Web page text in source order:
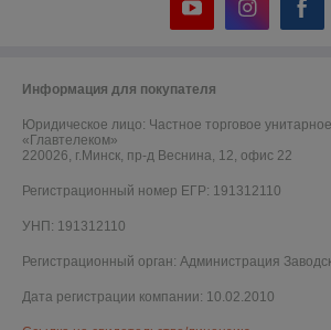
Информация для покупателя
Юридическое лицо: Частное торговое
«Главтелеком»
220026, г.Минск, пр-д Веснина, 12, офис 22
Регистрационный номер ЕГР: 191312110
УНП: 191312110
Регистрационный орган: Администрация
Дата регистрации компании: 10.02.2010